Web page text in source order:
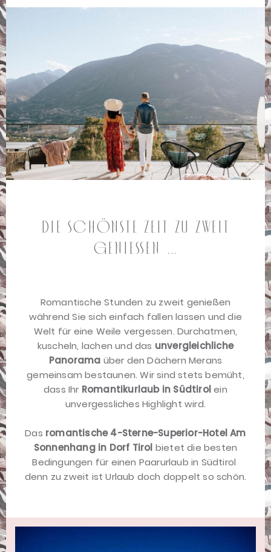
Die schönste Zeit zu zweit
genießen ...
Romantische Stunden zu zweit genießen
während Sie sich einfach fallen lassen und die
Welt für eine Weile vergessen. Durchatmen,
kuscheln, lachen und das unvergleichliche
Panorama über den Dächern Merans
gemeinsam bestaunen. Wir sind stets bemüht,
dass Ihr Romantikurlaub in Südtirol ein
unvergessliches Highlight wird.
Das romantische 4-Sterne-Superior-Hotel Am
Sonnenhang in Dorf Tirol bietet die besten
Bedingungen für einen Paarurlaub in Südtirol 
denn zu zweit ist Urlaub doch doppelt so schön.